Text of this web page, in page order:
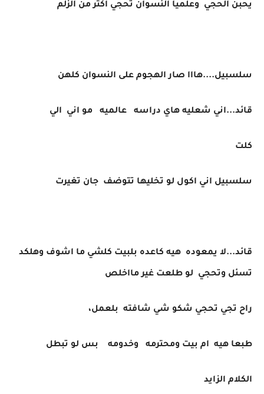
يحبن الحجي وعلميا النسوان تحجي اكثر من الزلم
سلسبيل....هااا صار الهجوم على النسوان كلهن
قائد...اني شعليه هاي دراسه عالميه مو اني الي
كلت
سلسبيل اني اكول لو تخليها تتوضف جان تغيرت
قائد...لا يمعوده هيه كاعده بلبيت كلشي ما اشوف وهلكد
تسئل وتحجي لو طلعت غير مااخلص
راح تجي تحجي شكو شي شافته بلعمل،
طبعا هيه ام بيت ومحترمه وخدومه بس لو تبطل
الكلام الزايد